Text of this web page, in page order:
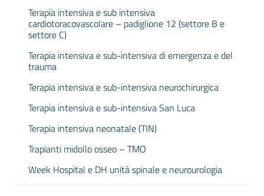
Terapia intensiva e sub intensiva
cardiotoracovascolare – padiglione 12 (settore B e
settore C)
Terapia intensiva e sub-intensiva di emergenza e del
trauma
Terapia intensiva e sub-intensiva neurochirurgica
Terapia intensiva e sub-intensiva San Luca
Terapia intensiva neonatale (TIN)
Trapianti midollo osseo – TMO
Week Hospital e DH unità spinale e neurourologia